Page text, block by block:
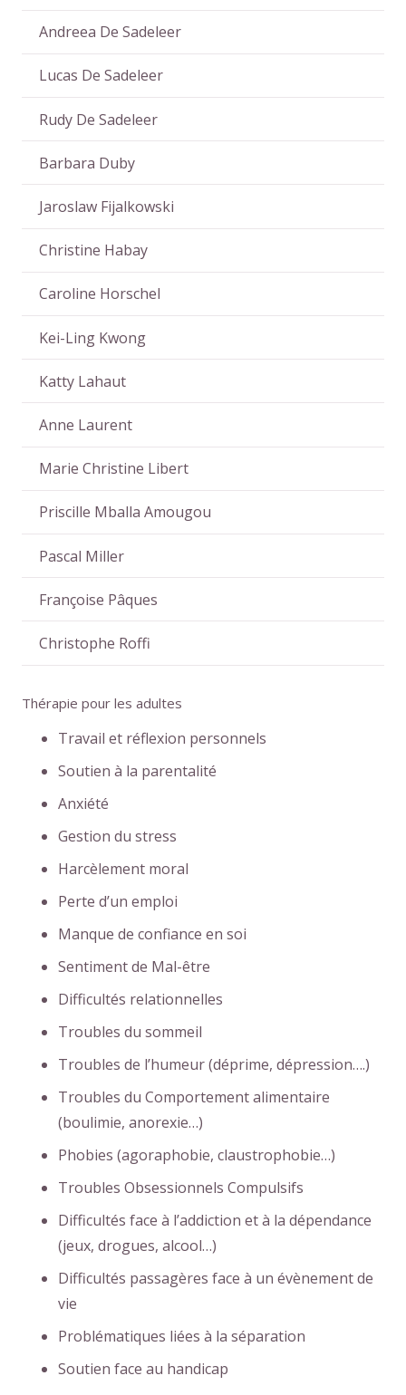
Andreea De Sadeleer
Lucas De Sadeleer
Rudy De Sadeleer
Barbara Duby
Jaroslaw Fijalkowski
Christine Habay
Caroline Horschel
Kei-Ling Kwong
Katty Lahaut
Anne Laurent
Marie Christine Libert
Priscille Mballa Amougou
Pascal Miller
Françoise Pâques
Christophe Roffi
Thérapie pour les adultes
Travail et réflexion personnels
Soutien à la parentalité
Anxiété
Gestion du stress
Harcèlement moral
Perte d’un emploi
Manque de confiance en soi
Sentiment de Mal-être
Difficultés relationnelles
Troubles du sommeil
Troubles de l’humeur (déprime, dépression….)
Troubles du Comportement alimentaire
(boulimie, anorexie…)
Phobies (agoraphobie, claustrophobie…)
Troubles Obsessionnels Compulsifs
Difficultés face à l’addiction et à la dépendance
(jeux, drogues, alcool…)
Difficultés passagères face à un évènement de
vie
Problématiques liées à la séparation
Soutien face au handicap